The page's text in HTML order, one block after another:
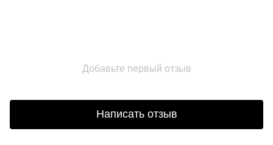
Добавьте первый отзыв
Написать отзыв